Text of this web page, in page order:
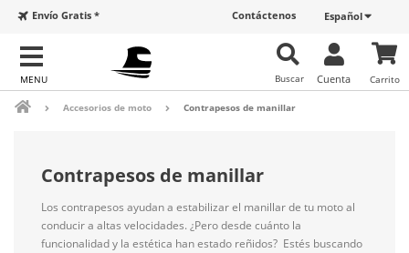
Español
Contáctenos
Envío Gratis *
Carrito
Cuenta
Buscar
Accesorios de moto Contrapesos de manillar
Contrapesos de manillar
Los contrapesos ayudan a estabilizar el manillar de tu moto al
conducir a altas velocidades. ¿Pero desde cuánto la
funcionalidad y la estética han estado reñidos? Estés buscando